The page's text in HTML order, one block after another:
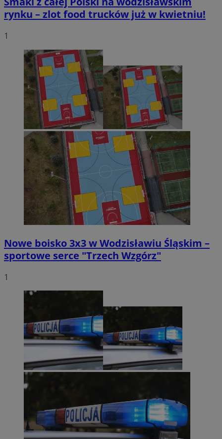
rynku – zlot food trucków już w kwietniu!
1
Nowe boisko 3x3 w Wodzisławiu Śląskim –
sportowe serce "Trzech Wzgórz"
1